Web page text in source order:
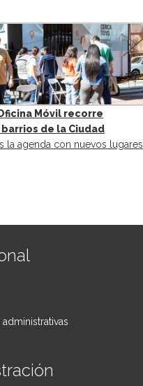
Móvil recorre
de la Ciudad
la agenda con nuevos lugares